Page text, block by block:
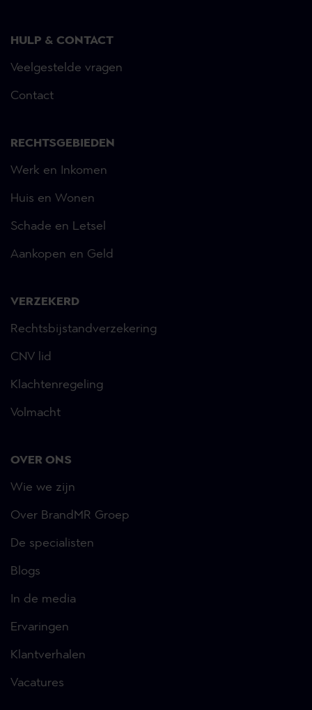
HULP & CONTACT
Veelgestelde vragen
Contact
RECHTSGEBIEDEN
Werk en Inkomen
Huis en Wonen
Schade en Letsel
Aankopen en Geld
VERZEKERD
Rechtsbijstandverzekering
CNV lid
Klachtenregeling
Volmacht
OVER ONS
Wie we zijn
Over BrandMR Groep
De specialisten
Blogs
In de media
Ervaringen
Klantverhalen
Vacatures